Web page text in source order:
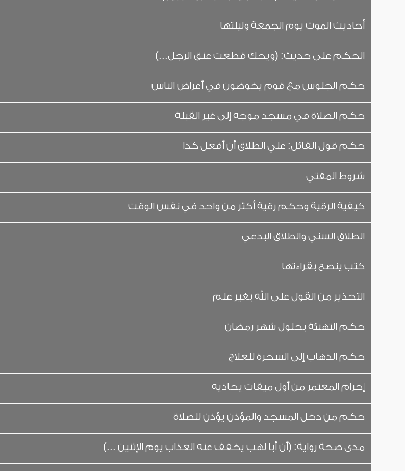
أحاديث الموت يوم الجمعة وليلتها
الحكم على حديث: (ويحك قطعت عنق الرجل...)
حكم الجلوس مع قوم يخوضون في أعراض الناس
حكم الصلاة في مسجد موجه إلى غير القبلة
حكم قول القائل: علي الطلاق أن أفعل كذا
شروط المفتي
كيفية الرقية وحكم رقية أكثر من واحد في نفس الوقت
الطلاق السني والطلاق البدعي
كتب ينصح بقراءتها
التحذير من القول على الله بغير علم
حكم التهنئة بحلول شهر رمضان
حكم الذهاب إلى السحرة للعلاج
إحرام المعتمر من أول ميقات يحاذيه
حكم من دخل المسجد والمؤذن يؤذن للصلاة
مدى صحة رواية: (أن أبا لهب يخفف عنه العذاب يوم الإثنين ...)